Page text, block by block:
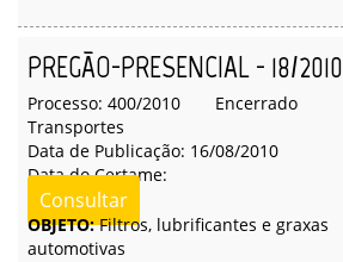
PREGÃO-PRESENCIAL - 18/2010
Processo: 400/2010
Encerrado
Transportes
Data de Publicação: 16/08/2010
Data do Certame:
Consultar
OBJETO:Filtros, lubrificantes e graxas
automotivas